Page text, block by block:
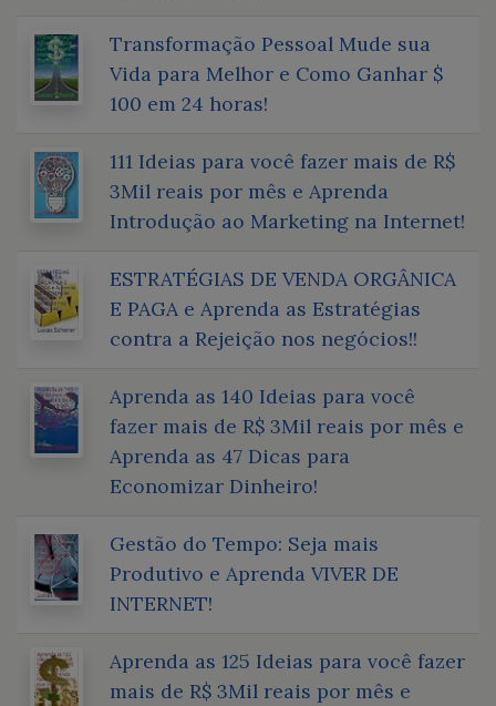
Transformação Pessoal Mude sua
Vida para Melhor e Como Ganhar $
100 em 24 horas!
111 Ideias para você fazer mais de R$
3Mil reais por mês e Aprenda
Introdução ao Marketing na Internet!
ESTRATÉGIAS DE VENDA ORGÂNICA
E PAGA e Aprenda as Estratégias
contra a Rejeição nos negócios!!
Aprenda as 140 Ideias para você
fazer mais de R$ 3Mil reais por mês e
Aprenda as 47 Dicas para
Economizar Dinheiro!
Gestão do Tempo: Seja mais
Produtivo e Aprenda VIVER DE
INTERNET!
Aprenda as 125 Ideias para você fazer
mais de R$ 3Mil reais por mês e